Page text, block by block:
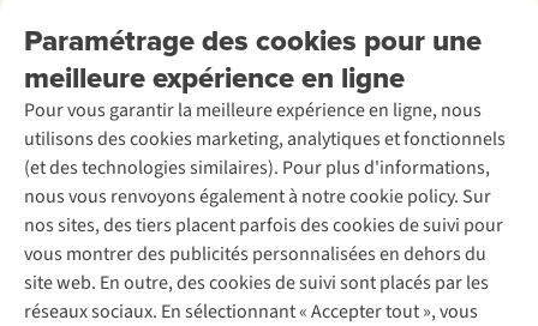
Paramétrage des cookies pour une
meilleure expérience en ligne
Pour vous garantir la meilleure expérience en ligne, nous
utilisons des cookies marketing, analytiques et fonctionnels
(et des technologies similaires). Pour plus d'informations,
nous vous renvoyons également à notre cookie policy. Sur
nos sites, des tiers placent parfois des cookies de suivi pour
vous montrer des publicités personnalisées en dehors du
site web. En outre, des cookies de suivi sont placés par les
réseaux sociaux. En sélectionnant « Accepter tout », vous
Retourner
Rétractation d'une commande
Entretien & réparations
Garantie
Contactez-nous
Entreprise responsable
À propos d’Ayacucho
Nos magasins
À propos d’A.S.Adventure
Déclaration d'accessibilité
Location / Location sports d’hiver
Seconde-main
Entretien de ski
Service de lavage
Entretien de chaussures
Réparation de chaussures
Réparation de vêtements
Retouches
Pour les entreprises
Découvrez
A.S.Magazine
Explore Camp
Expertise & conseils
Abonnez-vous à la newsletter
Suivez-nous